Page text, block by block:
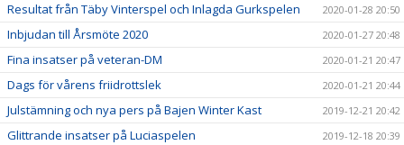
Resultat från Täby Vinterspel och Inlagda Gurkspelen 2020-01-28 20:50
Inbjudan till Årsmöte 2020 2020-01-27 20:48
Fina insatser på veteran-DM 2020-01-21 20:47
Dags för vårens friidrottslek 2020-01-21 20:44
Julstämning och nya pers på Bajen Winter Kast 2019-12-21 20:42
Glittrande insatser på Luciaspelen 2019-12-18 20:39